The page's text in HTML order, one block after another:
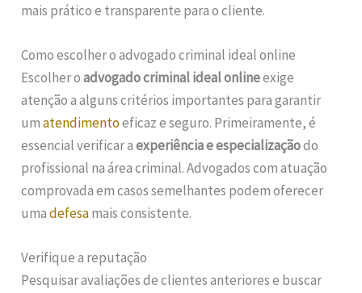
mais prático e transparente para o cliente.
Como escolher o advogado criminal ideal online
Escolher oadvogado criminal ideal onlineexige
atenção a alguns critérios importantes para garantir
umatendimentoeficaz e seguro. Primeiramente, é
essencial verificar aexperiência e especializaçãodo
profissional na área criminal. Advogados com atuação
comprovada em casos semelhantes podem oferecer
umadefesamais consistente.
Verifique a reputação
Pesquisar avaliações de clientes anteriores e buscar